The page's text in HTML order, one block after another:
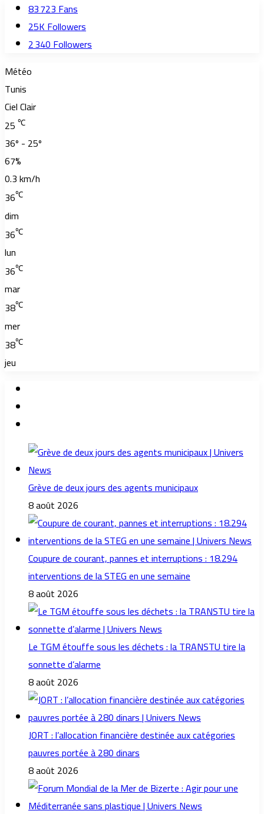
83 723Fans
25KFollowers
2 340Followers
Météo
Tunis
Ciel Clair
25 ℃
36º - 25º
67%
0.3 km/h
36℃
dim
36℃
lun
36℃
mar
38℃
mer
38℃
jeu
Grève de deux jours des agents municipaux
8 août 2026
Coupure de courant, pannes et interruptions : 18.294
interventions de la STEG en une semaine
8 août 2026
Le TGM étouffe sous les déchets : la TRANSTU tire la
sonnette d’alarme
8 août 2026
JORT : l’allocation financière destinée aux catégories
pauvres portée à 280 dinars
8 août 2026